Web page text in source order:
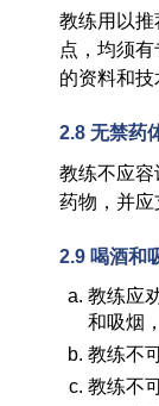
教练用以
点，均须
的资料和技
2.8 无禁药
教练不应
药物，并应
2.9 喝酒和
教练应
和吸烟
教练不
教练不